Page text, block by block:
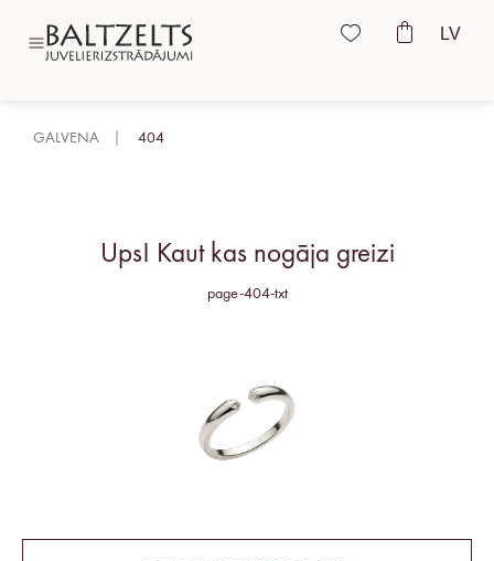
LV
GALVENA 404
Ups! Kaut kas nogāja greizi
page-404-txt